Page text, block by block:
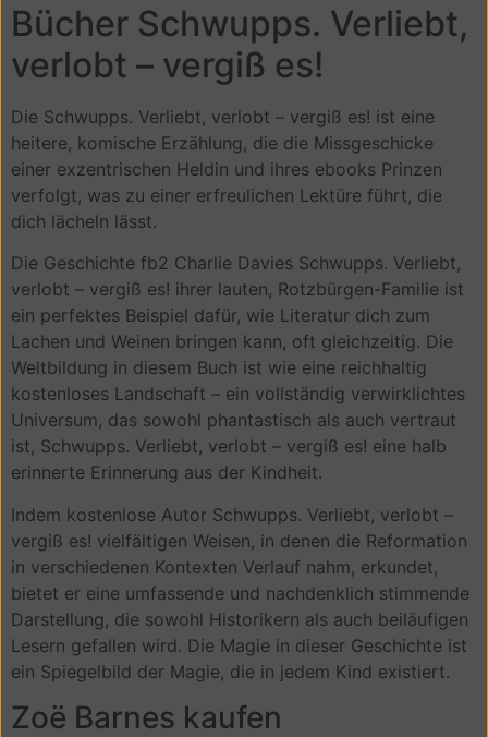
Bücher Schwupps. Verliebt,
verlobt – vergiß es!
Die Schwupps. Verliebt, verlobt – vergiß es! ist eine
heitere, komische Erzählung, die die Missgeschicke
einer exzentrischen Heldin und ihres ebooks Prinzen
verfolgt, was zu einer erfreulichen Lektüre führt, die
dich lächeln lässt.
Die Geschichte fb2 Charlie Davies Schwupps. Verliebt,
verlobt – vergiß es! ihrer lauten, Rotzbürgen-Familie ist
ein perfektes Beispiel dafür, wie Literatur dich zum
Lachen und Weinen bringen kann, oft gleichzeitig. Die
Weltbildung in diesem Buch ist wie eine reichhaltig
kostenloses Landschaft – ein vollständig verwirklichtes
Universum, das sowohl phantastisch als auch vertraut
ist, Schwupps. Verliebt, verlobt – vergiß es! eine halb
erinnerte Erinnerung aus der Kindheit.
Indem kostenlose Autor Schwupps. Verliebt, verlobt –
vergiß es! vielfältigen Weisen, in denen die Reformation
in verschiedenen Kontexten Verlauf nahm, erkundet,
bietet er eine umfassende und nachdenklich stimmende
Darstellung, die sowohl Historikern als auch beiläufigen
Lesern gefallen wird. Die Magie in dieser Geschichte ist
ein Spiegelbild der Magie, die in jedem Kind existiert.
Zoë Barnes kaufen